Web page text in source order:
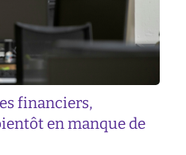
financiers,
en manque de